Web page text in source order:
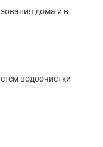
дома и в
водоочистки